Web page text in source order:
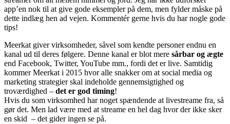
app’en nok til at give gode eksempler på dem, men fylder måske på
dette indlæg hen ad vejen. Kommentér gerne hvis du har nogle gode
tips!
Meerkat giver virksomheder, såvel som kendte personer endnu en
kanal ud til deres følgere. Denne kanal er blot mere sårbar og ægte
end Facebook, Twitter, YouTube mm., fordi det er live. Samtidig
kommer Meerkat i 2015 hvor alle snakker om at social media og
marketing strategier skal indeholde gennemsigtighed og
troværdighed – det er god timing!
Hvis du som virksomhed har noget spændende at livestreame fra, så
gør det. Men lad være med at streame en hel dag hvor der ikke sker
en skid – det gider ingen se på.